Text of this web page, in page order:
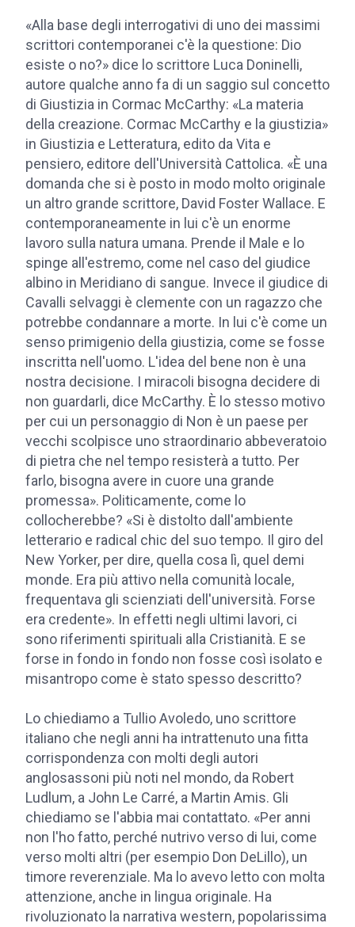
«Alla base degli interrogativi di uno dei massimi
scrittori contemporanei c'è la questione: Dio
esiste o no?» dice lo scrittore Luca Doninelli,
autore qualche anno fa di un saggio sul concetto
di Giustizia in Cormac McCarthy: «La materia
della creazione. Cormac McCarthy e la giustizia»
in Giustizia e Letteratura, edito da Vita e
pensiero, editore dell'Università Cattolica. «È una
domanda che si è posto in modo molto originale
un altro grande scrittore, David Foster Wallace. E
contemporaneamente in lui c'è un enorme
lavoro sulla natura umana. Prende il Male e lo
spinge all'estremo, come nel caso del giudice
albino in Meridiano di sangue. Invece il giudice di
Cavalli selvaggi è clemente con un ragazzo che
potrebbe condannare a morte. In lui c'è come un
senso primigenio della giustizia, come se fosse
inscritta nell'uomo. L'idea del bene non è una
nostra decisione. I miracoli bisogna decidere di
non guardarli, dice McCarthy. È lo stesso motivo
per cui un personaggio di Non è un paese per
vecchi scolpisce uno straordinario abbeveratoio
di pietra che nel tempo resisterà a tutto. Per
farlo, bisogna avere in cuore una grande
promessa». Politicamente, come lo
collocherebbe? «Si è distolto dall'ambiente
letterario e radical chic del suo tempo. Il giro del
New Yorker, per dire, quella cosa lì, quel demi
monde. Era più attivo nella comunità locale,
frequentava gli scienziati dell'università. Forse
era credente». In effetti negli ultimi lavori, ci
sono riferimenti spirituali alla Cristianità. E se
forse in fondo in fondo non fosse così isolato e
misantropo come è stato spesso descritto?
Lo chiediamo a Tullio Avoledo, uno scrittore
italiano che negli anni ha intrattenuto una fitta
corrispondenza con molti degli autori
anglosassoni più noti nel mondo, da Robert
Ludlum, a John Le Carré, a Martin Amis. Gli
chiediamo se l'abbia mai contattato. «Per anni
non l'ho fatto, perché nutrivo verso di lui, come
verso molti altri (per esempio Don DeLillo), un
timore reverenziale. Ma lo avevo letto con molta
attenzione, anche in lingua originale. Ha
rivoluzionato la narrativa western, popolarissima